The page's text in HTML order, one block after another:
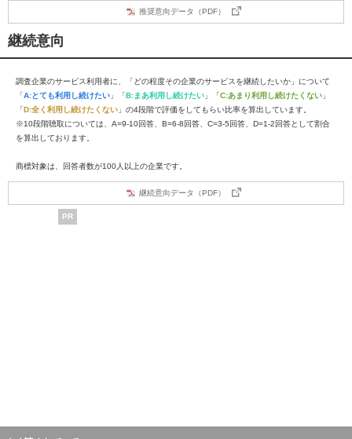
推奨意向データ（PDF）
継続意向
調査企業のサービス利用者に、「どの程度その企業のサービスを継続したいか」について
「A:とても利用し続けたい 」「B:まあ利用し続けたい 」「C:あまり利用し続けたくない 」
「D:全く利用し続けたくない 」の4段階で評価をしてもらい比率を算出しています。
※10段階聴取については、A=9-10回答、B=6-8回答、C=3-5回答、D=1-2回答として割合
を算出しております。
商標対象は、回答者数が100人以上の企業です。
継続意向データ（PDF）
PR